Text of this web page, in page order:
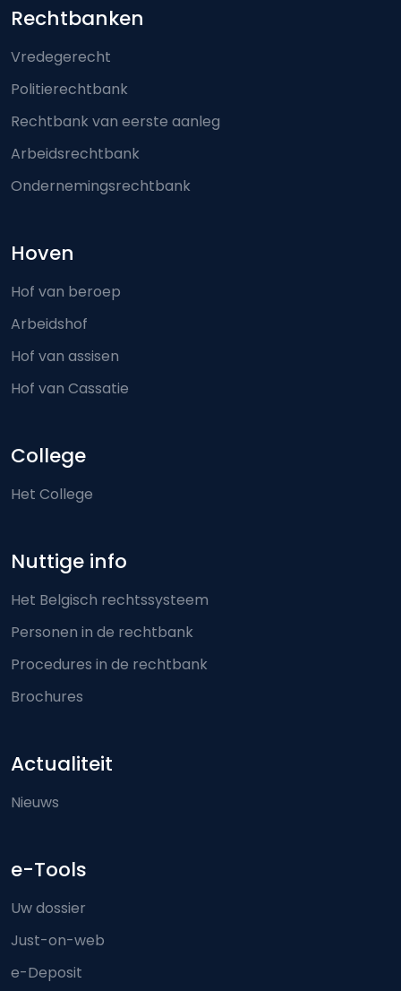
Footer-menu
Rechtbanken
Vredegerecht
Politierechtbank
Rechtbank van eerste aanleg
Arbeidsrechtbank
Ondernemingsrechtbank
Hoven
Hof van beroep
Arbeidshof
Hof van assisen
Hof van Cassatie
College
Het College
Nuttige info
Het Belgisch rechtssysteem
Personen in de rechtbank
Procedures in de rechtbank
Brochures
Actualiteit
Nieuws
e-Tools
Uw dossier
Just-on-web
e-Deposit